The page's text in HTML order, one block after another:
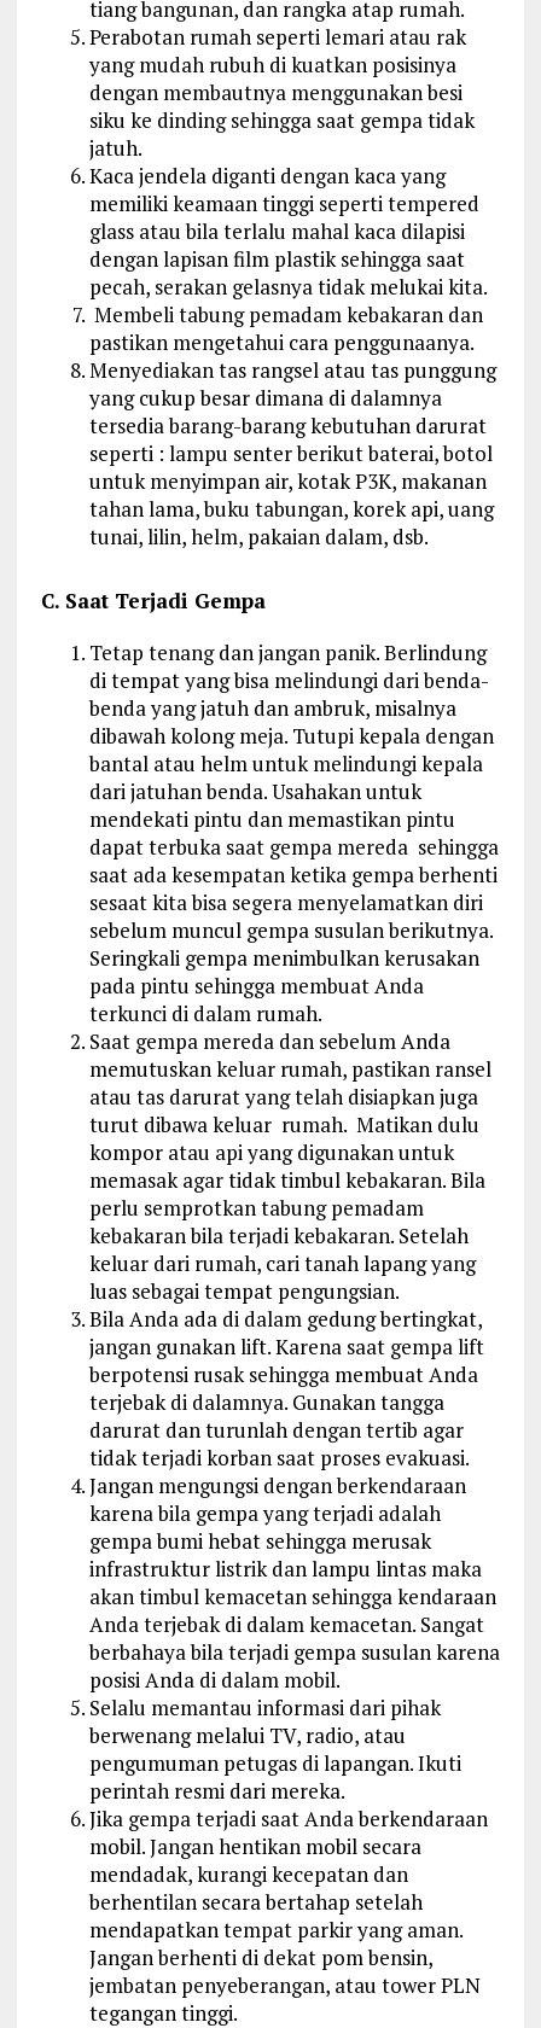
tiang bangunan, dan rangka atap rumah.
Perabotan rumah seperti lemari atau rak
yang mudah rubuh di kuatkan posisinya
dengan membautnya menggunakan besi
siku ke dinding sehingga saat gempa tidak
jatuh.
Kaca jendela diganti dengan kaca yang
memiliki keamaan tinggi seperti tempered
glass atau bila terlalu mahal kaca dilapisi
dengan lapisan film plastik sehingga saat
pecah, serakan gelasnya tidak melukai kita.
Membeli tabung pemadam kebakaran dan
pastikan mengetahui cara penggunaanya.
Menyediakan tas rangsel atau tas punggung
yang cukup besar dimana di dalamnya
tersedia barang-barang kebutuhan darurat
seperti : lampu senter berikut baterai, botol
untuk menyimpan air, kotak P3K, makanan
tahan lama, buku tabungan, korek api, uang
tunai, lilin, helm, pakaian dalam, dsb.
C. Saat Terjadi Gempa
Tetap tenang dan jangan panik. Berlindung
di tempat yang bisa melindungi dari benda-
benda yang jatuh dan ambruk, misalnya
dibawah kolong meja. Tutupi kepala dengan
bantal atau helm untuk melindungi kepala
dari jatuhan benda. Usahakan untuk
mendekati pintu dan memastikan pintu
dapat terbuka saat gempa mereda sehingga
saat ada kesempatan ketika gempa berhenti
sesaat kita bisa segera menyelamatkan diri
sebelum muncul gempa susulan berikutnya.
Seringkali gempa menimbulkan kerusakan
pada pintu sehingga membuat Anda
terkunci di dalam rumah.
Saat gempa mereda dan sebelum Anda
memutuskan keluar rumah, pastikan ransel
atau tas darurat yang telah disiapkan juga
turut dibawa keluar rumah. Matikan dulu
kompor atau api yang digunakan untuk
memasak agar tidak timbul kebakaran. Bila
perlu semprotkan tabung pemadam
kebakaran bila terjadi kebakaran. Setelah
keluar dari rumah, cari tanah lapang yang
luas sebagai tempat pengungsian.
Bila Anda ada di dalam gedung bertingkat,
jangan gunakan lift. Karena saat gempa lift
berpotensi rusak sehingga membuat Anda
terjebak di dalamnya. Gunakan tangga
darurat dan turunlah dengan tertib agar
tidak terjadi korban saat proses evakuasi.
Jangan mengungsi dengan berkendaraan
karena bila gempa yang terjadi adalah
gempa bumi hebat sehingga merusak
infrastruktur listrik dan lampu lintas maka
akan timbul kemacetan sehingga kendaraan
Anda terjebak di dalam kemacetan. Sangat
berbahaya bila terjadi gempa susulan karena
posisi Anda di dalam mobil.
Selalu memantau informasi dari pihak
berwenang melalui TV, radio, atau
pengumuman petugas di lapangan. Ikuti
perintah resmi dari mereka.
Jika gempa terjadi saat Anda berkendaraan
mobil. Jangan hentikan mobil secara
mendadak, kurangi kecepatan dan
berhentilan secara bertahap setelah
mendapatkan tempat parkir yang aman.
Jangan berhenti di dekat pom bensin,
jembatan penyeberangan, atau tower PLN
tegangan tinggi.